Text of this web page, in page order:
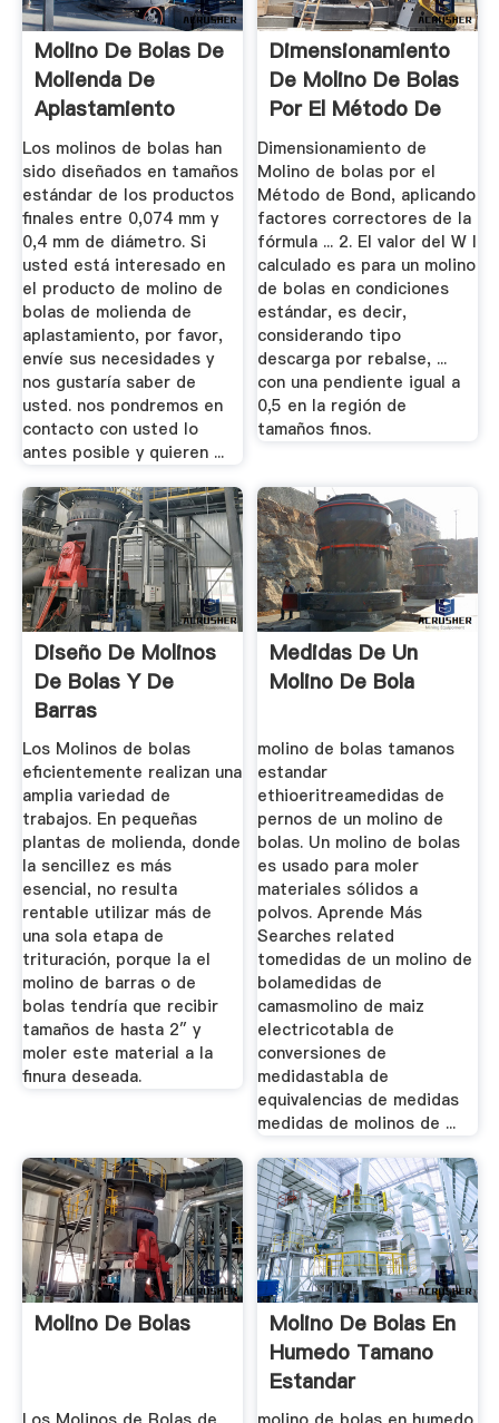
Molino De Bolas De
Molienda De
Aplastamiento
Los molinos de bolas han
sido diseñados en tamaños
estándar de los productos
finales entre 0,074 mm y
0,4 mm de diámetro. Si
usted está interesado en
el producto de molino de
bolas de molienda de
aplastamiento, por favor,
envíe sus necesidades y
nos gustaría saber de
usted. nos pondremos en
contacto con usted lo
antes posible y quieren ...
Dimensionamiento
De Molino De Bolas
Por El Método De
Bond ...
Dimensionamiento de
Molino de bolas por el
Método de Bond, aplicando
factores correctores de la
fórmula ... 2. El valor del W I
calculado es para un molino
de bolas en condiciones
estándar, es decir,
considerando tipo
descarga por rebalse, ...
con una pendiente igual a
0,5 en la región de
tamaños finos.
Diseño De Molinos
De Bolas Y De
Barras
Los Molinos de bolas
eficientemente realizan una
amplia variedad de
trabajos. En pequeñas
plantas de molienda, donde
la sencillez es más
esencial, no resulta
rentable utilizar más de
una sola etapa de
trituración, porque la el
molino de barras o de
bolas tendría que recibir
tamaños de hasta 2″ y
moler este material a la
finura deseada.
Medidas De Un
Molino De Bola
molino de bolas tamanos
estandar
ethioeritreamedidas de
pernos de un molino de
bolas. Un molino de bolas
es usado para moler
materiales sólidos a
polvos. Aprende Más
Searches related
tomedidas de un molino de
bolamedidas de
camasmolino de maiz
electricotabla de
conversiones de
medidastabla de
equivalencias de medidas
medidas de molinos de ...
Molino De Bolas
Molino De Bolas En
Humedo Tamano
Estandar